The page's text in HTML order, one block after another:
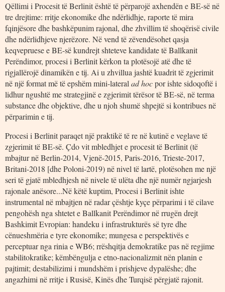
Qëllimi i Procesit të Berlinit është të përparojë axhendën e BE-së në
tre drejtime: rritje ekonomike dhe ndërlidhje, raporte të mira
fqinjësore dhe bashkëpunim rajonal, dhe zhvillim të shoqërisë civile
dhe ndërlidhjeve njerëzore. Në vend të zëvendësohet qasja
keqvepruese e BE-së kundrejt shteteve kandidate të Ballkanit
Perëndimor, procesi i Berlinit kërkon ta plotësojë atë dhe të
rigjallërojë dinamikën e tij. Ai u zhvillua jashtë kuadrit të zgjerimit
në një format më të epshëm mini-lateralad hocpor ishte sidoqoftë i
lidhur ngushtë me strategjinë e zgjerimit tërësor të BE-së, në terma
substance dhe objektive, dhe u njoh shumë shpejtë si kontribues në
përparimin e tij.
Procesi i Berlinit paraqet një praktikë të re në kutinë e veglave të
zgjerimit të BE-së. Çdo vit mbledhjet e procesit të Berlinit (të
mbajtur në Berlin-2014, Vjenë-2015, Paris-2016, Trieste-2017,
Britani-2018 [dhe Poloni-2019) në nivel të lartë, plotësohen me një
seri të gjatë mbledhjesh në nivele të ulëta dhe një numër ngjarjesh
rajonale anësore...Në këtë kuptim, Procesi i Berlinit ishte
instrumental në mbajtjen në radar çështje kyçe përparimi i të cilave
pengohësh nga shtetet e Ballkanit Perëndimor në rrugën drejt
Bashkimit Evropian: handeku i infrastrukturës së tyre dhe
cënueshmëria e tyre ekonomike; mungesa e perspektivës e
perceptuar nga rinia e WB6; rrëshqitja demokratike pas në regjime
stabilitokratike; këmbëngulja e etno-nacionalizmit nën planin e
pajtimit; destabilizimi i mundshëm i prishjeve dypalëshe; dhe
angazhimi në rritje i Rusisë, Kinës dhe Turqisë përgjatë rajonit.